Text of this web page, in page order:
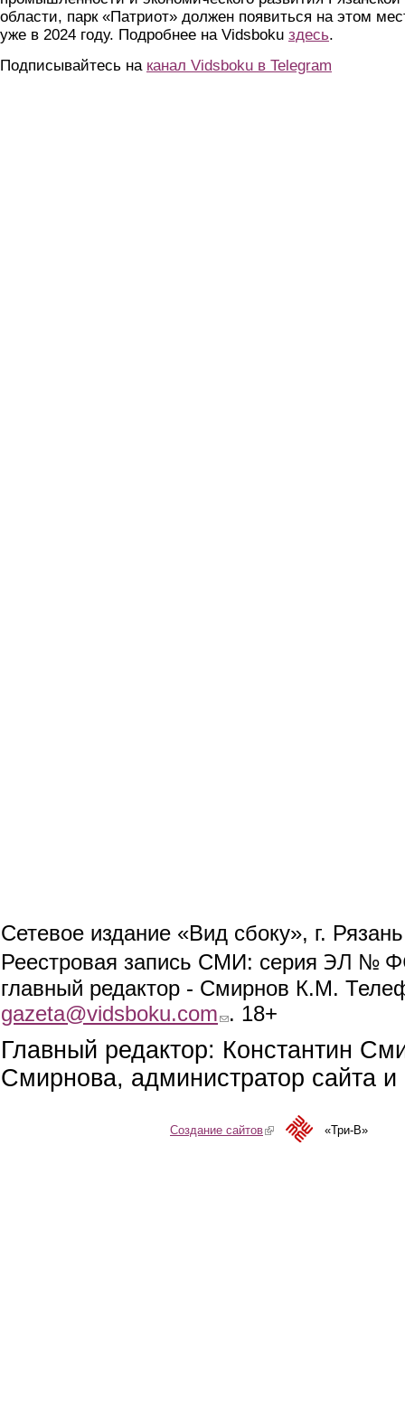
области, парк «Патриот» должен появиться на этом
уже в 2024 году. Подробнее на Vidsboku здесь.
Подписывайтесь на канал Vidsboku в Telegram
Сетевое издание «Вид сбоку», г.
Реестровая запись СМИ: серия ЭЛ №
главный редактор - Смирнов К.М.
gazeta@vidsboku.com (link sends e-mail)
. 18+
Главный редактор: Константин
Смирнова, администратор сайта
Создание сайтов(link is external)«Три-В»